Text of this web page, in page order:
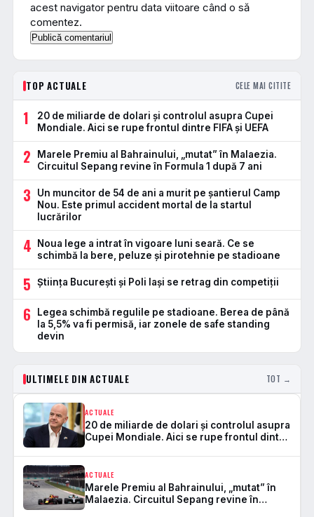
acest navigator pentru data viitoare când o să
comentez.
TOP ACTUALE CELE MAI CITITE
1
20 de miliarde de dolari și controlul asupra Cupei
Mondiale. Aici se rupe frontul dintre FIFA și UEFA
2
Marele Premiu al Bahrainului, „mutat” în Malaezia.
Circuitul Sepang revine în Formula 1 după 7 ani
3
Un muncitor de 54 de ani a murit pe șantierul Camp
Nou. Este primul accident mortal de la startul
lucrărilor
4
Noua lege a intrat în vigoare luni seară. Ce se
schimbă la bere, peluze și pirotehnie pe stadioane
5 Știința București și Poli Iași se retrag din competiții
6
Legea schimbă regulile pe stadioane. Berea de până
la 5,5% va fi permisă, iar zonele de safe standing
devin
ULTIMELE DIN ACTUALE TOT →
ACTUALE
20 de miliarde de dolari și controlul asupra
Cupei Mondiale. Aici se rupe frontul dintre
ACTUALE
Marele Premiu al Bahrainului, „mutat” în
Malaezia. Circuitul Sepang revine în